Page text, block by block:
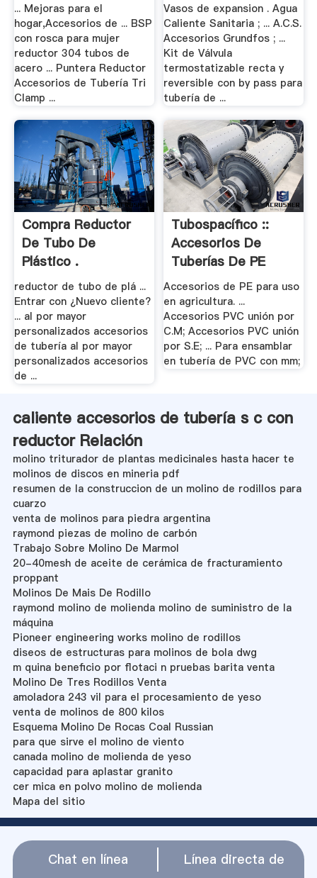
... Mejoras para el
hogar,Accesorios de ... BSP
con rosca para mujer
reductor 304 tubos de
acero ... Puntera Reductor
Accesorios de Tubería Tri
Clamp ...
Vasos de expansion . Agua
Caliente Sanitaria ; ... A.C.S.
Accesorios Grundfos ; ...
Kit de Válvula
termostatizable recta y
reversible con by pass para
tubería de ...
Compra Reductor
De Tubo De
Plástico .
reductor de tubo de plá ...
Entrar con ¿Nuevo cliente?
... al por mayor
personalizados accesorios
de tubería al por mayor
personalizados accesorios
de ...
Tubospacífico ::
Accesorios De
Tuberías De PE
Accesorios de PE para uso
en agricultura. ...
Accesorios PVC unión por
C.M; Accesorios PVC unión
por S.E; ... Para ensamblar
en tubería de PVC con mm;
caliente accesorios de tubería s c con
reductor Relación
molino triturador de plantas medicinales hasta hacer te
molinos de discos en mineria pdf
resumen de la construccion de un molino de rodillos para
cuarzo
venta de molinos para piedra argentina
raymond piezas de molino de carbón
Trabajo Sobre Molino De Marmol
20-40mesh de aceite de cerámica de fracturamiento
proppant
Molinos De Mais De Rodillo
raymond molino de molienda molino de suministro de la
máquina
Pioneer engineering works molino de rodillos
diseos de estructuras para molinos de bola dwg
m quina beneficio por flotaci n pruebas barita venta
Molino De Tres Rodillos Venta
amoladora 243 vil para el procesamiento de yeso
venta de molinos de 800 kilos
Esquema Molino De Rocas Coal Russian
para que sirve el molino de viento
canada molino de molienda de yeso
capacidad para aplastar granito
cer mica en polvo molino de molienda
Mapa del sitio
Chat en línea
Línea directa de